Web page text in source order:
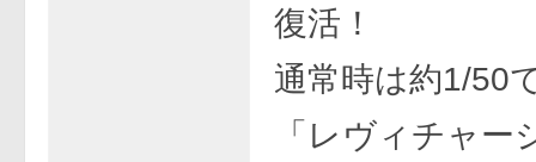
復活！
通常時は約1/50
「レヴィチャー